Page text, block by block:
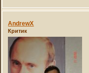
AndrewX
Критик